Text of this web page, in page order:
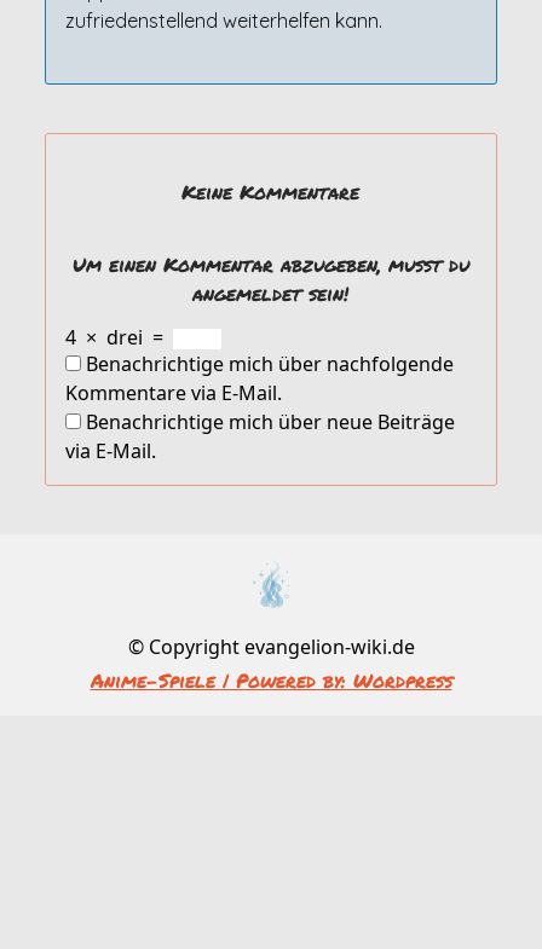
zufriedenstellend weiterhelfen kann.
Keine Kommentare
Um einen Kommentar abzugeben, musst du
angemeldet sein!
4 × drei =
Benachrichtige mich über nachfolgende
Kommentare via E-Mail.
Benachrichtige mich über neue Beiträge
via E-Mail.
© Copyright evangelion-wiki.de
Anime-Spiele | Powered by: Wordpress